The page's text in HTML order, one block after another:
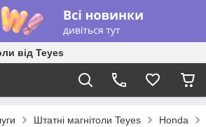
від Teyes
Штатні магнітоли Teyes Honda